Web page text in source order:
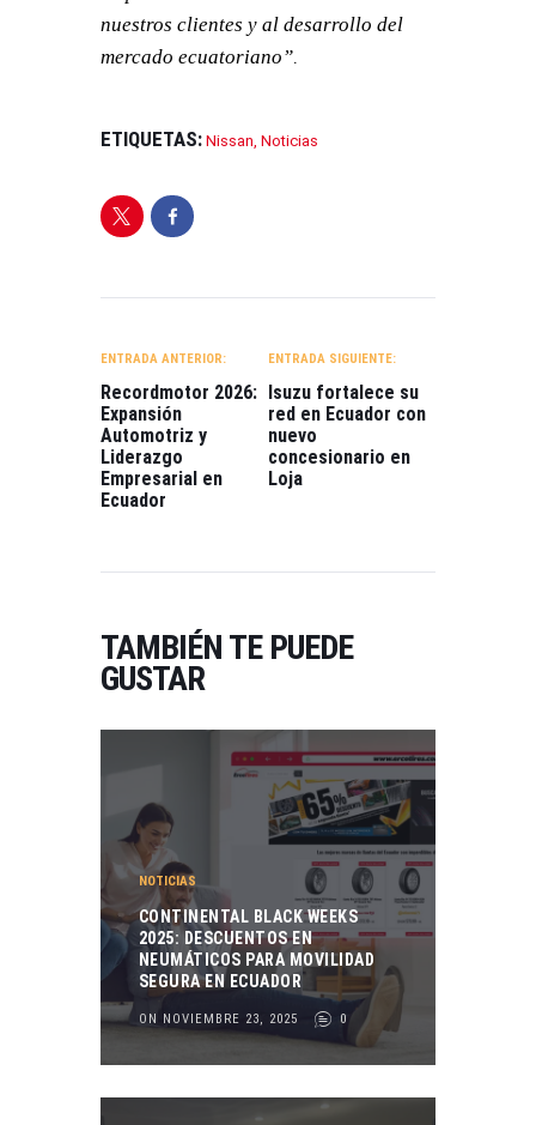
nuestros clientes y al desarrollo del
mercado ecuatoriano”.
ETIQUETAS: Nissan Noticias
ENTRADAS
ENTRADA ANTERIOR:
Recordmotor 2026:
Expansión
Automotriz y
Liderazgo
Empresarial en
Ecuador
ENTRADA SIGUIENTE:
Isuzu fortalece su
red en Ecuador con
nuevo
concesionario en
Loja
TAMBIÉN TE PUEDE
GUSTAR
NOTICIAS
CONTINENTAL BLACK WEEKS
2025: DESCUENTOS EN
NEUMÁTICOS PARA MOVILIDAD
SEGURA EN ECUADOR
ON NOVIEMBRE 23, 2025 0